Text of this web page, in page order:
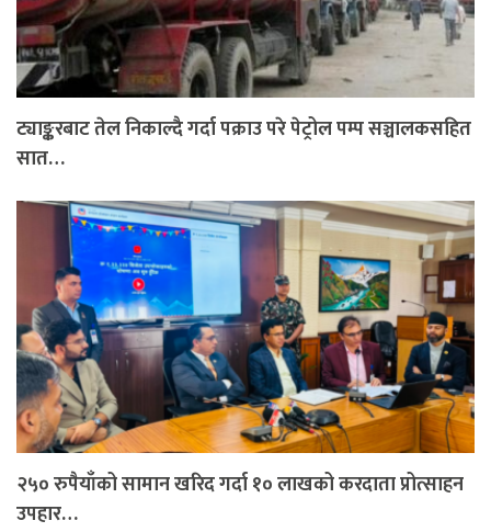
ट्याङ्करबाट तेल निकाल्दै गर्दा पक्राउ परे पेट्रोल पम्प सञ्चालकसहित
सात…
२५० रुपैयाँको सामान खरिद गर्दा १० लाखको करदाता प्रोत्साहन
उपहार…